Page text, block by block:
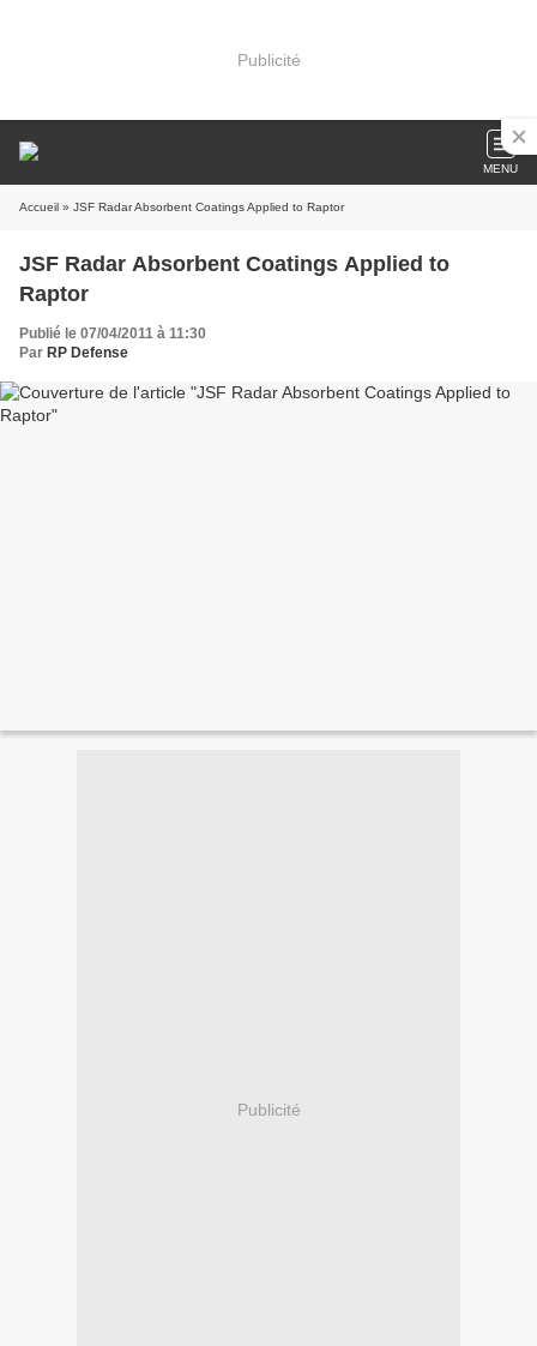
Publicité
MENU
Accueil » JSF Radar Absorbent Coatings Applied to Raptor
JSF Radar Absorbent Coatings Applied to
Raptor
Publié le 07/04/2011 à 11:30
Par RP Defense
Publicité